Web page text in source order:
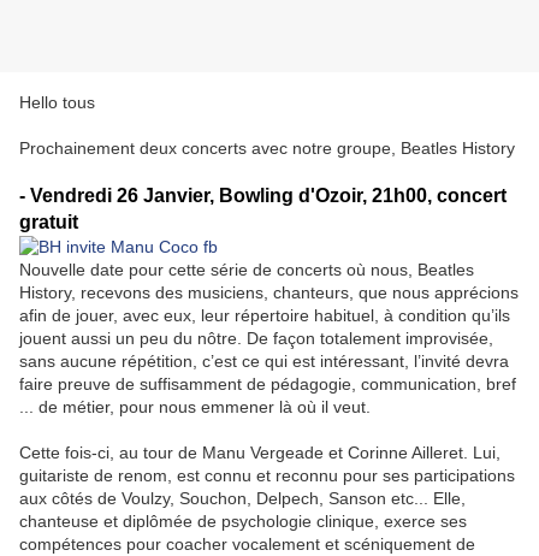
Hello tous
Prochainement deux concerts avec notre groupe, Beatles History
- Vendredi 26 Janvier, Bowling d'Ozoir, 21h00, concert
gratuit
Nouvelle date pour cette série de concerts où nous, Beatles
History, recevons des musiciens, chanteurs, que nous apprécions
afin de jouer, avec eux, leur répertoire habituel, à condition qu’ils
jouent aussi un peu du nôtre. De façon totalement improvisée,
sans aucune répétition, c’est ce qui est intéressant, l’invité devra
faire preuve de suffisamment de pédagogie, communication, bref
... de métier, pour nous emmener là où il veut.
Cette fois-ci, au tour de Manu Vergeade et Corinne Ailleret. Lui,
guitariste de renom, est connu et reconnu pour ses participations
aux côtés de Voulzy, Souchon, Delpech, Sanson etc... Elle,
chanteuse et diplômée de psychologie clinique, exerce ses
compétences pour coacher vocalement et scéniquement de